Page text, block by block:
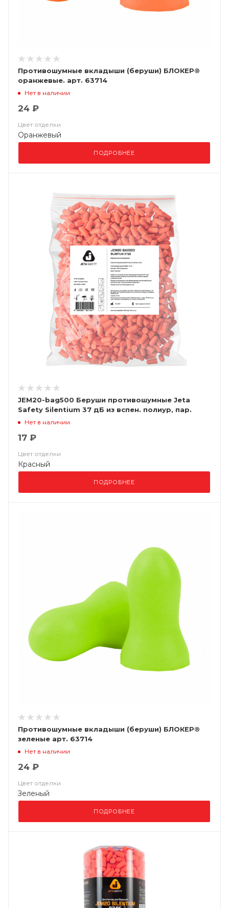
Противошумные вкладыши (беруши) БЛОКЕР®
оранжевые. арт. 63714
Нет в наличии
24 ₽
Цвет отделки
Оранжевый
ПОДРОБНЕЕ
JEM20-bag500 Беруши противошумные Jeta
Safety Silentium 37 дБ из вспен. полиур, пар.
Нет в наличии
17 ₽
Цвет отделки
Красный
ПОДРОБНЕЕ
Противошумные вкладыши (беруши) БЛОКЕР®
зеленые арт. 63714
Нет в наличии
24 ₽
Цвет отделки
Зеленый
ПОДРОБНЕЕ